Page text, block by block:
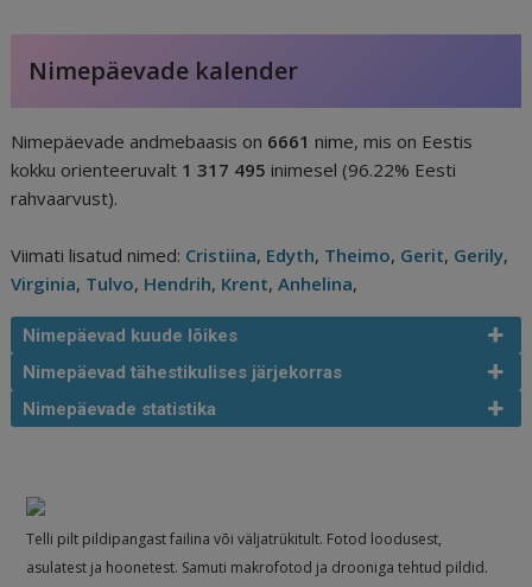
Nimepäevade kalender
Nimepäevade andmebaasis on 6661 nime, mis on Eestis
kokku orienteeruvalt 1 317 495 inimesel (96.22% Eesti
rahvaarvust).
Viimati lisatud nimed: Cristiina, Edyth, Theimo, Gerit, Gerily,
Virginia, Tulvo, Hendrih, Krent,Anhelina,
Nimepäevad kuude lõikes
Nimepäevad tähestikulises järjekorras
Nimepäevade statistika
Telli pilt pildipangast failina või väljatrükitult. Fotod loodusest,
asulatest ja hoonetest. Samuti makrofotod ja drooniga tehtud pildid.